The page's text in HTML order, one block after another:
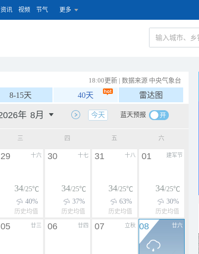
资讯 视频 节气 更多
18:00更新 | 数据来源 中央气象台
8-15天 40天 雷达图
蓝天预报
今天
三 四 五 六
十六
29
34/25℃
40%
历史均值
十七
30
34/25℃
37%
历史均值
十八
31
34/25℃
63%
历史均值
建军节
01
34/25℃
30%
历史均值
廿三
05 廿四
06 立秋
07 廿六
08